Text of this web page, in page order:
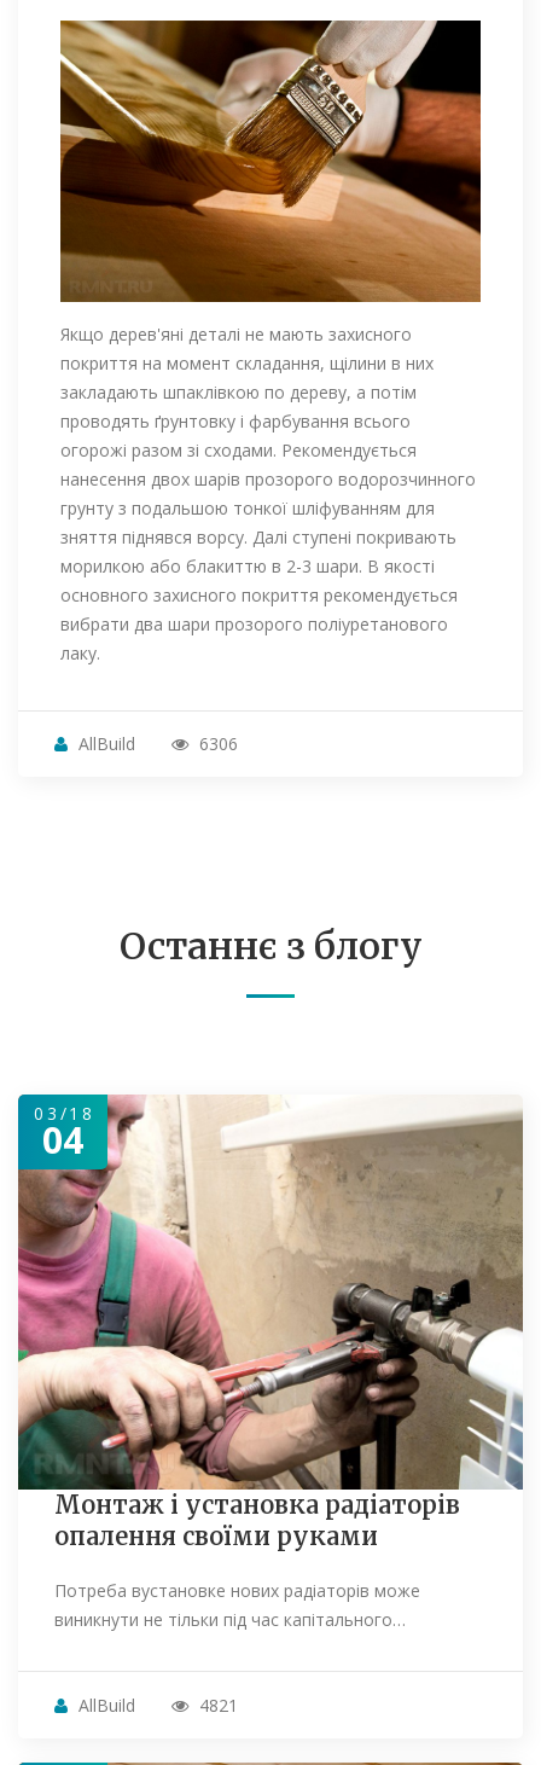
Якщо дерев'яні деталі не мають захисного
покриття на момент складання, щілини в них
закладають шпаклівкою по дереву, а потім
проводять ґрунтовку і фарбування всього
огорожі разом зі сходами. Рекомендується
нанесення двох шарів прозорого водорозчинного
грунту з подальшою тонкої шліфуванням для
зняття піднявся ворсу. Далі ступені покривають
морилкою або блакиттю в 2-3 шари. В якості
основного захисного покриття рекомендується
вибрати два шари прозорого поліуретанового
лаку.
AllBuild 6306
Останнє з блогу
03/18
04
Монтаж і установка радіаторів
опалення своїми руками
Потреба вустановке нових радіаторів може
виникнути не тільки під час капітального…
AllBuild 4821